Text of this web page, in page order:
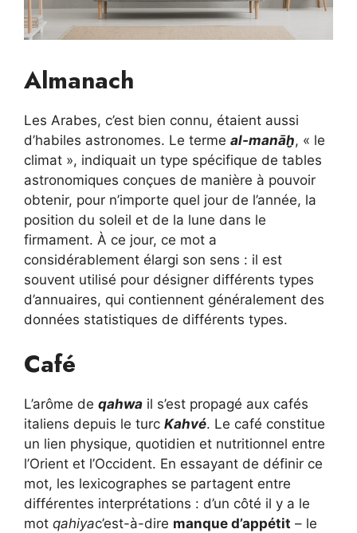
Almanach
Les Arabes, c’est bien connu, étaient aussi
d’habiles astronomes. Le terme al-manāḫ, « le
climat », indiquait un type spécifique de tables
astronomiques conçues de manière à pouvoir
obtenir, pour n’importe quel jour de l’année, la
position du soleil et de la lune dans le
firmament. À ce jour, ce mot a
considérablement élargi son sens : il est
souvent utilisé pour désigner différents types
d’annuaires, qui contiennent généralement des
données statistiques de différents types.
Café
L’arôme de qahwa il s’est propagé aux cafés
italiens depuis le turc Kahvé. Le café constitue
un lien physique, quotidien et nutritionnel entre
l’Orient et l’Occident. En essayant de définir ce
mot, les lexicographes se partagent entre
différentes interprétations : d’un côté il y a le
mot qahiyac’est-à-dire manque d’appétit – le